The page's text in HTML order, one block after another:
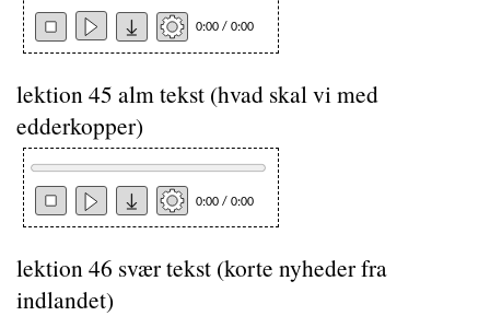
0:00 / 0:00
lektion 45 alm tekst (hvad skal vi med
edderkopper)
0:00 / 0:00
lektion 46 svær tekst (korte nyheder fra
indlandet)